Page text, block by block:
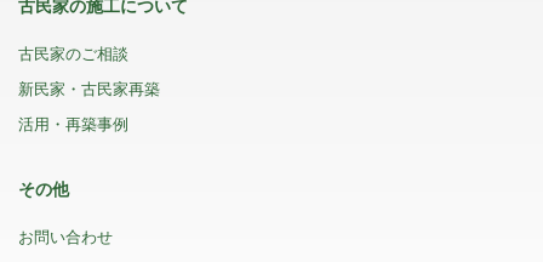
古民家のご相談
新民家・古民家再築
活用・再築事例
その他
お問い合わせ